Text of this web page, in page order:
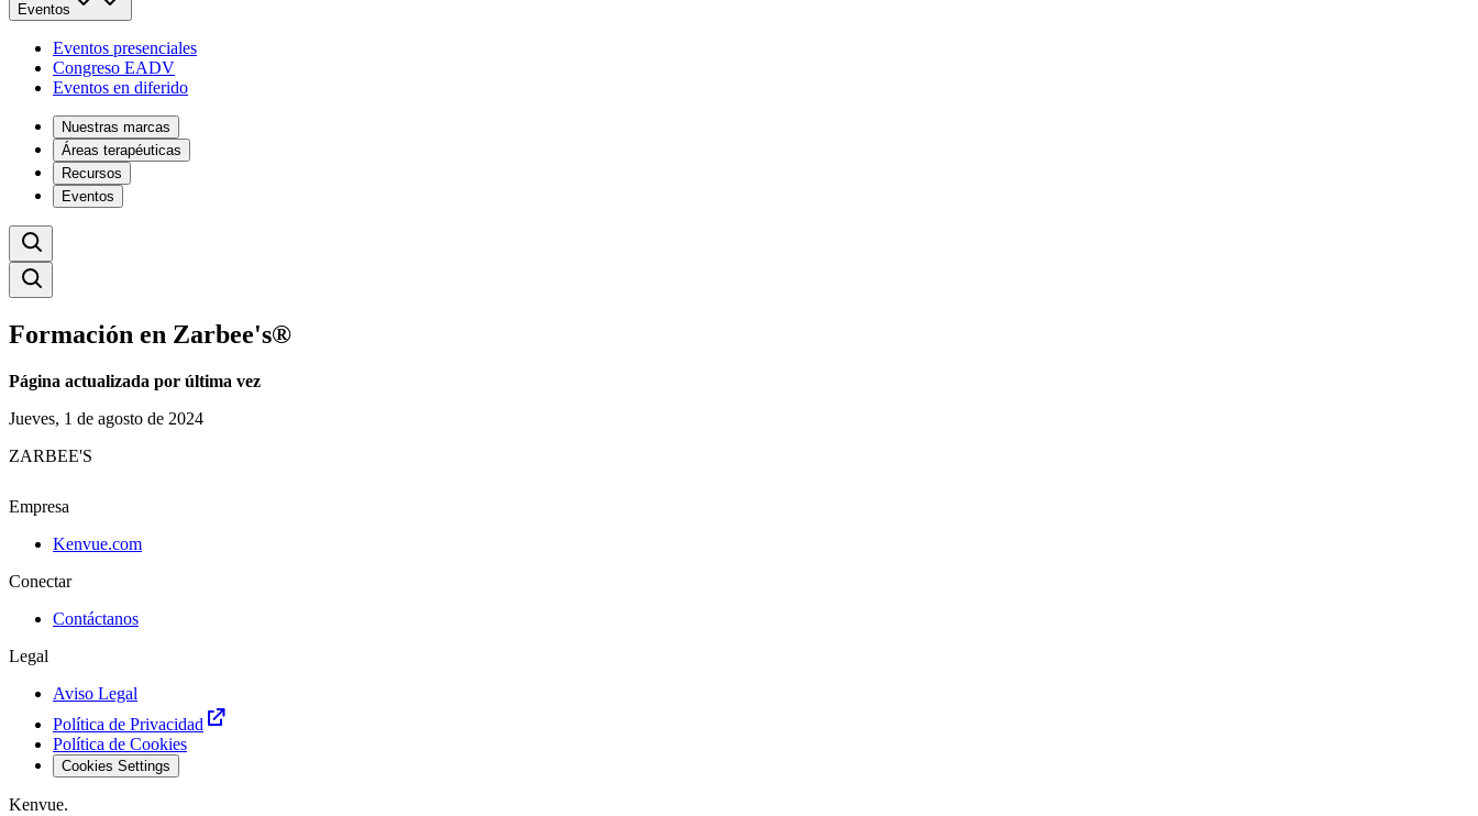
Eventos
Eventos presenciales
Congreso EADV
Eventos en diferido
Nuestras marcas
Áreas terapéuticas
Recursos
Eventos
Formación en Zarbee's®
Página actualizada por última vez
Jueves, 1 de agosto de 2024
ZARBEE'S
Empresa
Kenvue.com
Conectar
Contáctanos
Legal
Aviso Legal
Política de Privacidad
Política de Cookies
Cookies Settings
Kenvue.